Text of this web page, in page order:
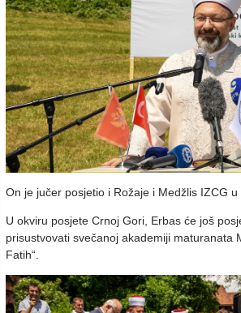
On je jučer posjetio i Rožaje i Medžlis IZCG u
U okviru posjete Crnoj Gori, Erbas će još
prisustvovati svečanoj akademiji maturanata
Fatih“.